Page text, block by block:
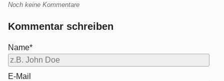
Noch keine Kommentare
Kommentar schreiben
Name*
E-Mail